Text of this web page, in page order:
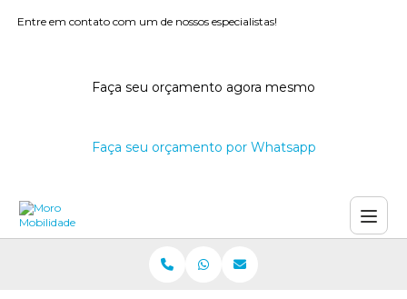
Entre em contato com um de nossos especialistas!
Faça seu orçamento agora mesmo
Faça seu orçamento por Whatsapp